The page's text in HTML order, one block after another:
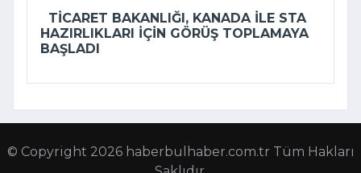
TICARET BAKANLIĞI, KANADA ILE STA
HAZIRLIKLARI IÇIN GÖRÜŞ TOPLAMAYA
BAŞLADI
© Copyright 2026 haberbulhaber.com.tr Tüm Hakları